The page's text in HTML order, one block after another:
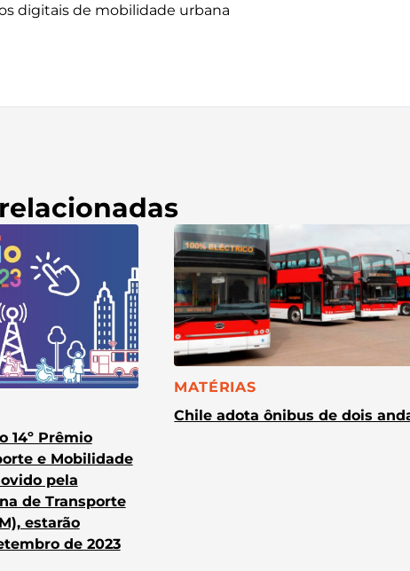
digitais de mobilidade urbana
14º Prêmio
e Mobilidade
pela
de Transporte
estarão
de 2023
CATEGORIA:
MATÉRIAS
Chile adota ônibus de dois